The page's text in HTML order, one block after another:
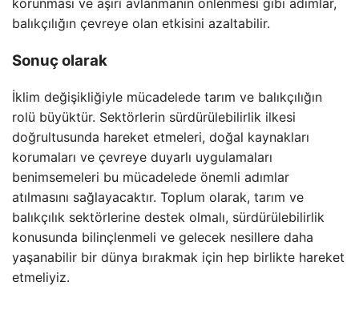
korunması ve aşırı avlanmanın önlenmesi gibi adımlar,
balıkçılığın çevreye olan etkisini azaltabilir.
Sonuç olarak
İklim değişikliğiyle mücadelede tarım ve balıkçılığın
rolü büyüktür. Sektörlerin sürdürülebilirlik ilkesi
doğrultusunda hareket etmeleri, doğal kaynakları
korumaları ve çevreye duyarlı uygulamaları
benimsemeleri bu mücadelede önemli adımlar
atılmasını sağlayacaktır. Toplum olarak, tarım ve
balıkçılık sektörlerine destek olmalı, sürdürülebilirlik
konusunda bilinçlenmeli ve gelecek nesillere daha
yaşanabilir bir dünya bırakmak için hep birlikte hareket
etmeliyiz.